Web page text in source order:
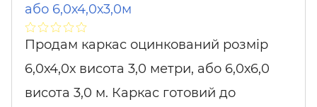
або 6,0х4,0х3,0м
Продам каркас оцинкований розмір
6,0х4,0х висота 3,0 метри, або 6,0х6,0
висота 3,0 м. Каркас готовий до